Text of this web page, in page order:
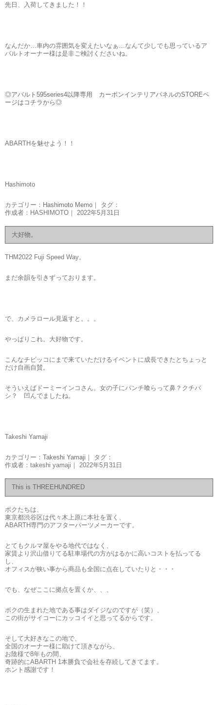
先日、入荷してきました！！
なんだか…車内の雰囲気を変えたいなぁ…なんて少しでも思っているア
バルトオーナー様は是非ご検討くださいね。
◎アバルト595series4以降専用 カーボンインテリアパネルのSTOREペ
ージはコチラから◎
ABARTHを魅せよう！！
Hashimoto
カテゴリー： Hashimoto Memo ｜ タグ：
作成者：HASHIMOTO｜ 2022年5月31日
大好物。
THM2022 Fuji Speed Way。
まだ余韻を引きずっております。
で、カメラロール見返すと。。。
やっぱりこれ。大好物です。
こんなチビッコにまで来ていただけるイベントに成長できたとちょっと
だけ自画自賛。
そういえばドーミーインコさん。女の子にパンチ喰らって鼻？クチバ
シ？ 凹んでましたね。
Takeshi Yamaji
カテゴリー： Takeshi Yamaji ｜ タグ：
作成者：takeshi yamaji｜ 2022年5月31日
This is THREEHUNDRED
ボクたちは、
東京都渋谷区は代々木上原に本社を置く、
ABARTH専門のアフターパーツメーカーです。
とてもクルマ屋をやる地代ではなく、
家賃より沢山借りてる駐車場代の方がはるかに高いコストを払ってる
し、
オフィスが狭い事から商品も全国に点在していたりと・・・
でも、なぜここに拠点を置くか、、、
ボクの生まれた地である事はダイジなのですが（笑）、
この街がサイコーにカッコイイと思ってるからです。
そして大好きなこの地で、
全国のオーナー様に助けて頂きながら、
お陰様で8年もの間、
奇跡的にABARTH 1本勝負で会社を存続してきてます。
ホント感謝です！